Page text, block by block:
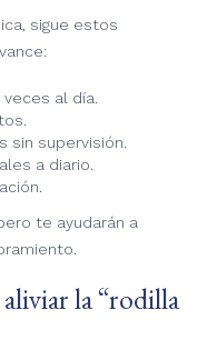
sigue estos
veces al día.
sin supervisión.
a diario.
te ayudarán a
la “rodilla